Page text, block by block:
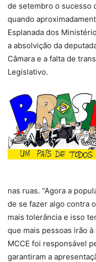
de setembro o sucesso
quando
Esplanada dos
a absolvição da
Câmara e a falta de
Legislativo.
nas ruas. “Agora a
de se fazer algo contra
mais tolerância e isso
que mais pessoas irão à
MCCE foi responsável
garantiram a